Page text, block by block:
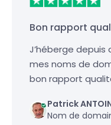
Bon rapport
J’héberge
mes noms de
bon rapport
Patrick
Nom de